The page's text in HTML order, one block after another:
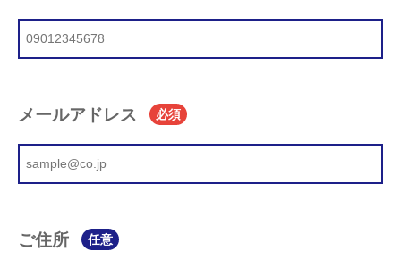
メールアドレス 必須
ご住所 任意